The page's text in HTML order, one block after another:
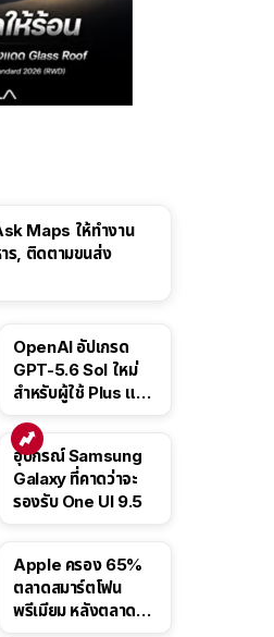
Maps ให้ทำงาน
ร, ติดตามขนส่ง
OpenAI อัปเกรด
GPT-5.6 Sol ใหม่
สำหรับผู้ใช้ Plus และ
5.6 Luna ให้ผู้ใช้ฟรี
อุปกรณ์ Samsung
Galaxy ที่คาดว่าจะ
รองรับ One UI 9.5
Apple ครอง 65%
ตลาดสมาร์ตโฟน
พรีเมียม หลังตลาดทำ